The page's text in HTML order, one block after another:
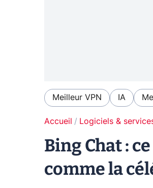
Meilleur VPN IA
Accueil Logiciels &
Bing Chat :
comme la